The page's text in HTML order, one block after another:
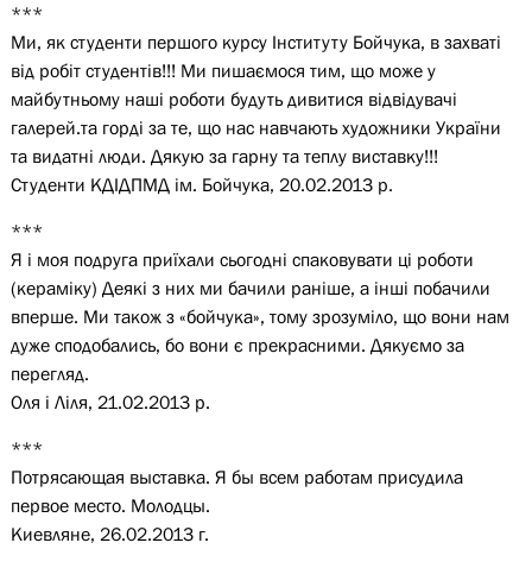
***
Ми, як студенти першого курсу Інституту Бойчука, в захваті
від робіт студентів!!! Ми пишаємося тим, що може у
майбутньому наші роботи будуть дивитися відвідувачі
галерей.та горді за те, що нас навчають художники України
та видатні люди. Дякую за гарну та теплу виставку!!!
Студенти КДІДПМД ім. Бойчука, 20.02.2013 р.
***
Я і моя подруга приїхали сьогодні спаковувати ці роботи
(кераміку) Деякі з них ми бачили раніше, а інші побачили
вперше. Ми також з «бойчука», тому зрозуміло, що вони нам
дуже сподобались, бо вони є прекрасними. Дякуємо за
перегляд.
Оля і Ліля, 21.02.2013 р.
***
Потрясающая выставка. Я бы всем работам присудила
первое место. Молодцы.
Киевляне, 26.02.2013 г.